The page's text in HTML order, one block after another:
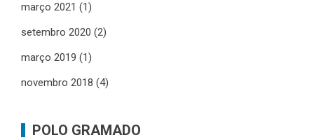
março 2021 (1)
setembro 2020 (2)
março 2019 (1)
novembro 2018 (4)
POLO GRAMADO